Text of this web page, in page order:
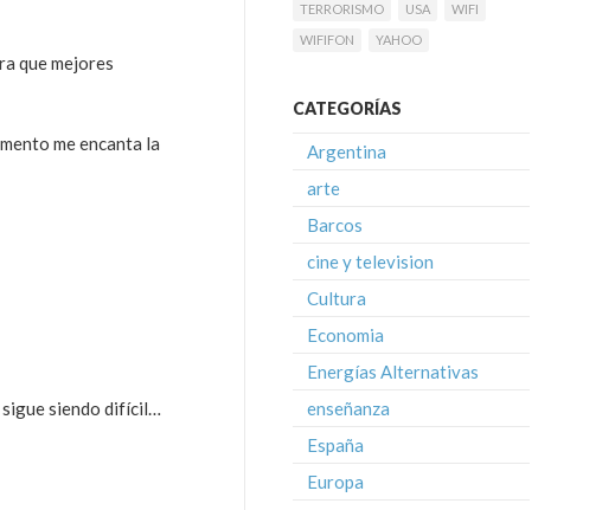
que mejores
me encanta la
sigue siendo difícil…
TERRORISMO
USA
WIFI
WIFIFON
YAHOO
CATEGORÍAS
Argentina
arte
Barcos
cine y television
Cultura
Economia
Energías Alternativas
enseñanza
España
Europa